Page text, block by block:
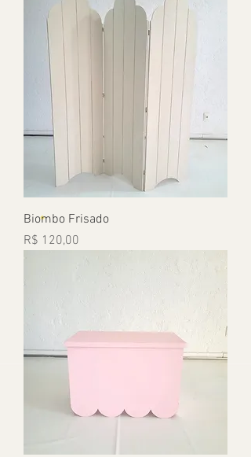
Biombo Frisado
Preço
R$ 120,00